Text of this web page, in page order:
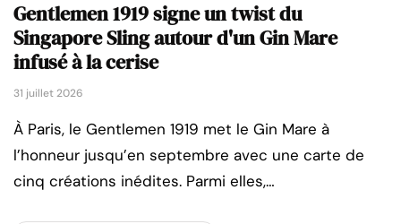
Gentlemen 1919 signe un twist du
Singapore Sling autour d'un Gin Mare
infusé à la cerise
31 juillet 2026
À Paris, le Gentlemen 1919 met le Gin Mare à
l’honneur jusqu’en septembre avec une carte de
cinq créations inédites. Parmi elles,…